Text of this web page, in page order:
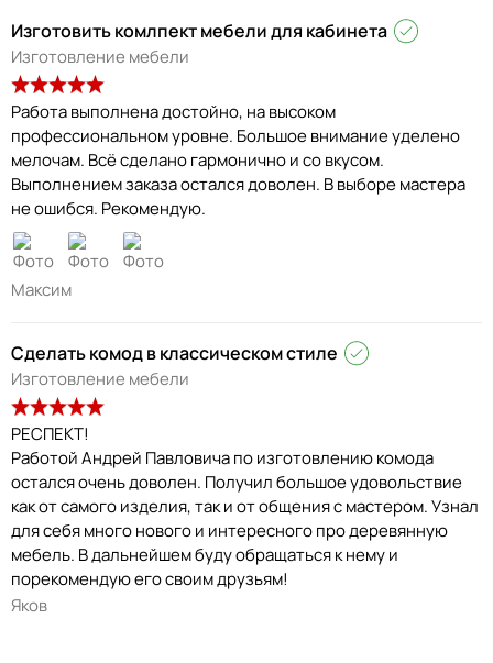
Изготовить комлпект мебели для кабинета
Изготовление мебели
Работа выполнена достойно, на высоком
профессиональном уровне. Большое внимание уделено
мелочам. Всё сделано гармонично и со вкусом.
Выполнением заказа остался доволен. В выборе мастера
не ошибся. Рекомендую.
Максим
Сделать комод в классическом стиле
Изготовление мебели
РЕСПЕКТ!
Работой Андрей Павловича по изготовлению комода
остался очень доволен. Получил большое удовольствие
как от самого изделия, так и от общения с мастером. Узнал
для себя много нового и интересного про деревянную
мебель. В дальнейшем буду обращаться к нему и
порекомендую его своим друзьям!
Яков